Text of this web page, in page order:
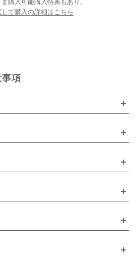
購入可能購入特典もあり。
して購入の詳細はこちら
項